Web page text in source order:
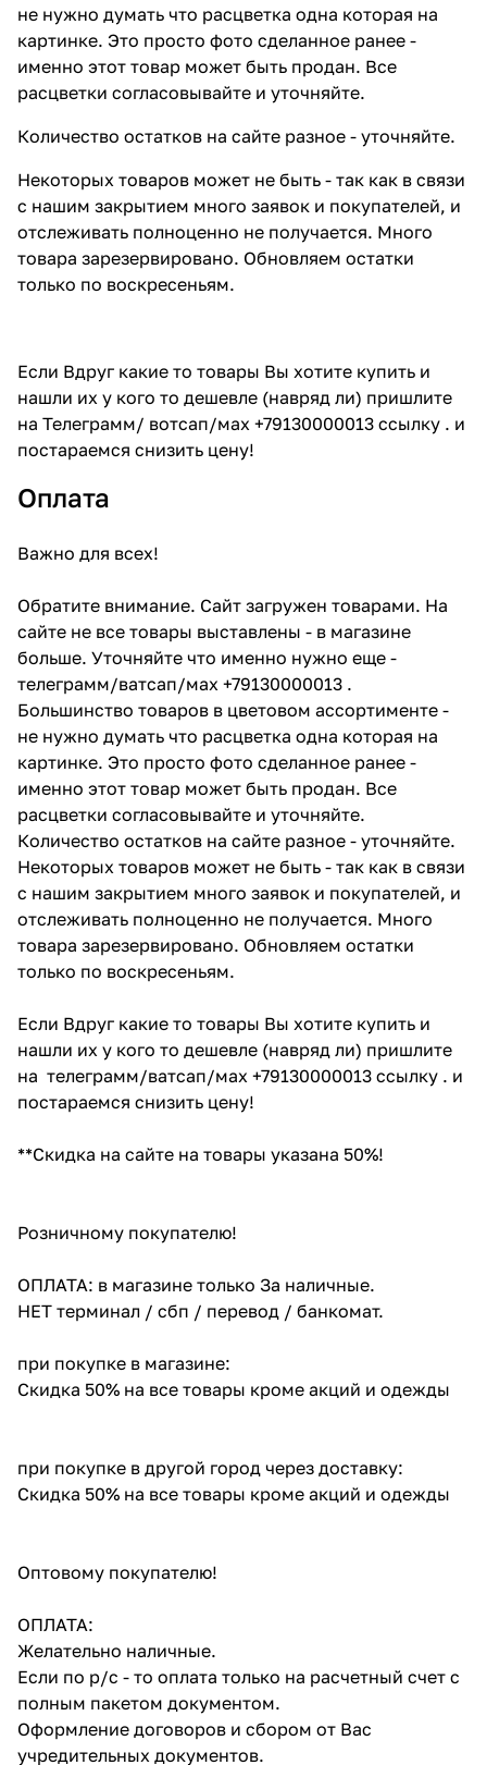
не нужно думать что расцветка одна которая на
картинке. Это просто фото сделанное ранее -
именно этот товар может быть продан. Все
расцветки согласовывайте и уточняйте.
Количество остатков на сайте разное - уточняйте.
Некоторых товаров может не быть - так как в связи
с нашим закрытием много заявок и покупателей, и
отслеживать полноценно не получается. Много
товара зарезервировано. Обновляем остатки
только по воскресеньям.
Если Вдруг какие то товары Вы хотите купить и
нашли их у кого то дешевле (навряд ли) пришлите
на Телеграмм/ вотсап/мах +79130000013 ссылку . и
постараемся снизить цену!
Оплата
Важно для всех!
Обратите внимание. Сайт загружен товарами. На
сайте не все товары выставлены - в магазине
больше. Уточняйте что именно нужно еще -
телеграмм/ватсап/мах +79130000013 .
Большинство товаров в цветовом ассортименте -
не нужно думать что расцветка одна которая на
картинке. Это просто фото сделанное ранее -
именно этот товар может быть продан. Все
расцветки согласовывайте и уточняйте.
Количество остатков на сайте разное - уточняйте.
Некоторых товаров может не быть - так как в связи
с нашим закрытием много заявок и покупателей, и
отслеживать полноценно не получается. Много
товара зарезервировано. Обновляем остатки
только по воскресеньям.
Если Вдруг какие то товары Вы хотите купить и
нашли их у кого то дешевле (навряд ли) пришлите
на телеграмм/ватсап/мах +79130000013 ссылку . и
постараемся снизить цену!
**Скидка на сайте на товары указана 50%!
Розничному покупателю!
ОПЛАТА: в магазине только За наличные.
НЕТ терминал / сбп / перевод / банкомат.
при покупке в магазине:
Скидка 50% на все товары кроме акций и одежды
при покупке в другой город через доставку:
Скидка 50% на все товары кроме акций и одежды
Оптовому покупателю!
ОПЛАТА:
Желательно наличные.
Если по р/с - то оплата только на расчетный счет с
полным пакетом документом.
Оформление договоров и сбором от Вас
учредительных документов.